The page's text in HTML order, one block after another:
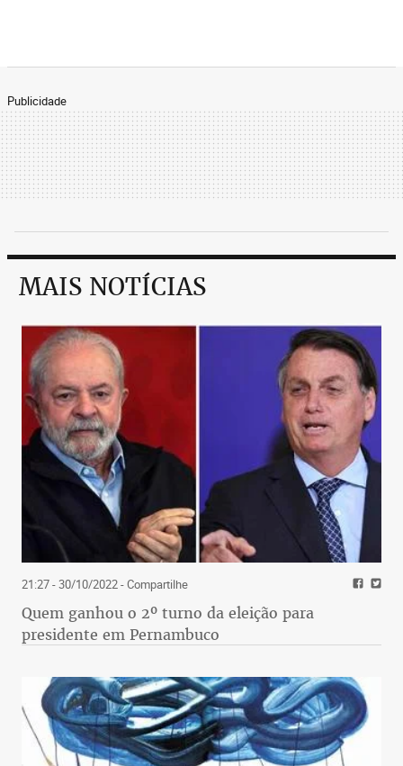
Publicidade
MAIS NOTÍCIAS
21:27 - 30/10/2022- Compartilhe
Quem ganhou o 2º turno da eleição para
presidente em Pernambuco